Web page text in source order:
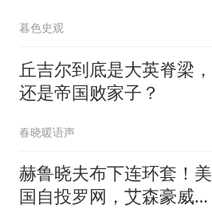
暮色史观
丘吉尔到底是大英脊梁，
还是帝国败家子？
春晓暖语声
赫鲁晓夫布下连环套！美
国自投罗网，艾森豪威尔